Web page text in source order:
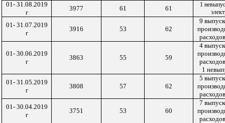
01- 31.08.2019
г
3977 61 61
1
01- 31.07.2019
г
3916 53 62
9
01- 30.06.2019
г
3863 55 59
4
1
01- 31.05.2019
г
3808 57 62
5
01- 30.04.2019
г
3751 53 60
7